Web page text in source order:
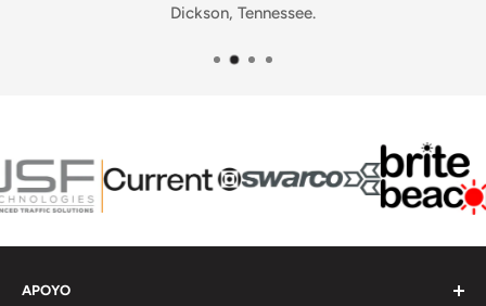
Dickson, Tennessee.
APOYO